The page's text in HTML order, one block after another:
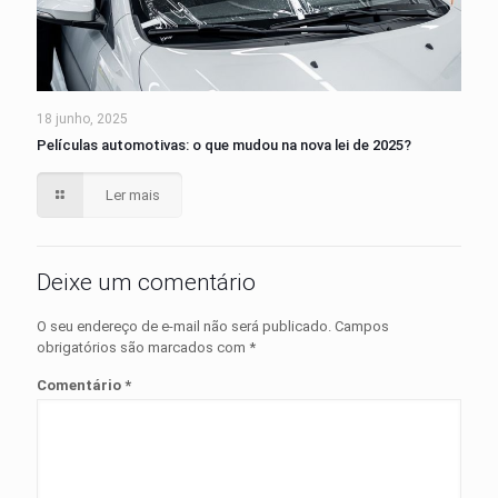
18 junho, 2025
Películas automotivas: o que mudou na nova lei de 2025?
Ler mais
Deixe um comentário
O seu endereço de e-mail não será publicado. Campos
obrigatórios são marcados com *
Comentário *